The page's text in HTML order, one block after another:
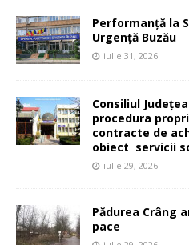
Performanță la
Urgență Buzău
iulie 31, 2026
Consiliul
procedura
contracte de
obiect servicii
iulie 29, 2026
Pădurea Crâng
pace